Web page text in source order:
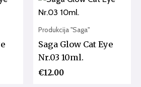
Produkcija "Saga"
Saga Glow Cat Eye
Nr.03 10ml.
€12.00